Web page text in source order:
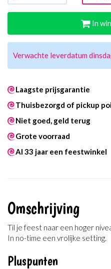
In
Verwachte leverdatum
Laagste prijsgarantie
Thuisbezorgd of pickup
Niet goed, geld terug
Grote voorraad
Al 33 jaar een feestwinkel
Omschrijving
Til je feest naar een hoger
In no-time een vrolijke setting.
Pluspunten